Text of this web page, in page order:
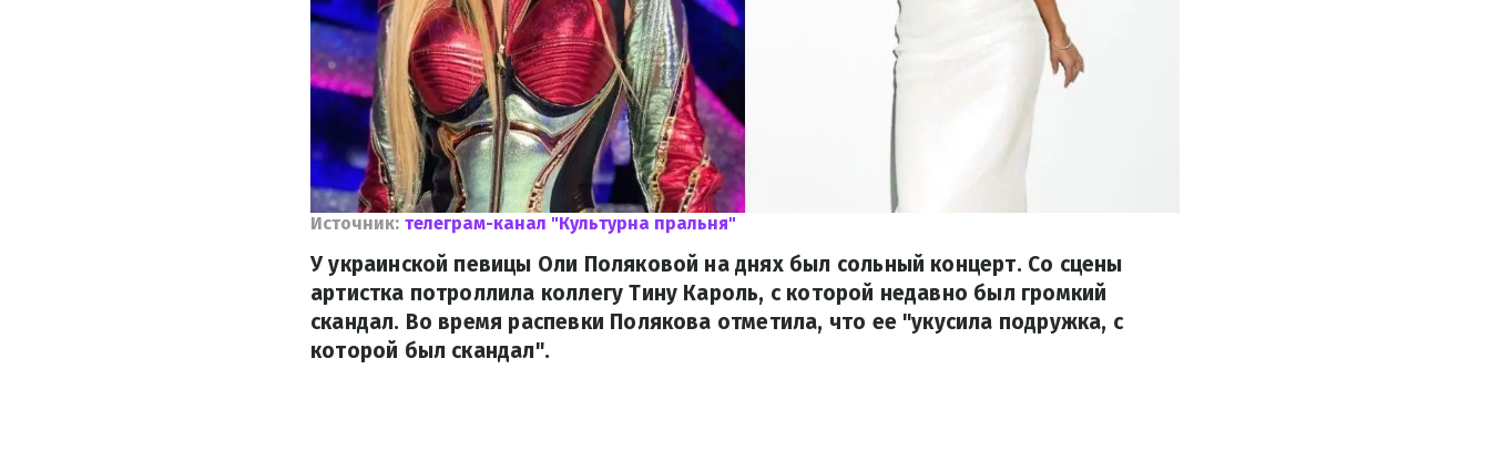
Источник: телеграм-канал "Культурна пральня"
У украинской певицы Оли Поляковой на днях был сольный концерт. Со сцены
артистка потроллила коллегу Тину Кароль, с которой недавно был громкий
скандал. Во время распевки Полякова отметила, что ее "укусила подружка, с
которой был скандал".